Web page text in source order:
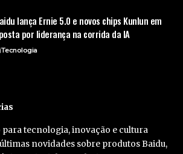
lança Ernie 5.0 e novos chips Kunlun em
por liderança na corrida da IA
Tecnologia
para tecnologia, inovação e cultura
novidades sobre produtos Baidu,